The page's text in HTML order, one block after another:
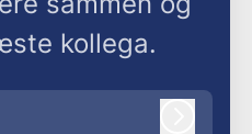
kollega.